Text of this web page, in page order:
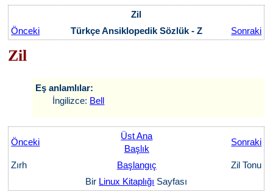
Zil
Önceki
Türkçe Ansiklopedik Sözlük - Z Sonraki
Zil
Eş anlamlılar:
İngilizce: Bell
Önceki
Üst Ana
Başlık
Sonraki
Zırh Başlangıç
Zil Tonu
Bir Linux Kitaplığı Sayfası